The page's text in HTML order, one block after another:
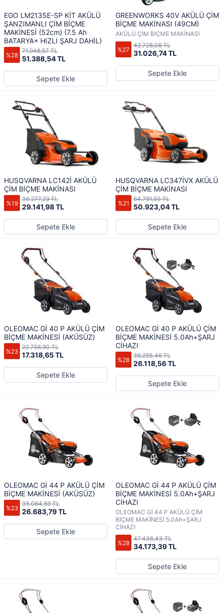
EGO LM2135E-SP KİT AKÜLÜ
ŞANZIMANLI ÇİM BİÇME
MAKİNESİ (52cm) (7.5 Ah
BATARYA+ HIZLI ŞARJ DAHİL)
%28 51.388,54 TL
71.948,57 TL
Sepete Ekle
GREENWORKS 40V AKÜLÜ ÇİM
BİÇME MAKİNASI (49CM)
AKÜLÜ ÇİM BİÇME MAKİNASI
%27 31.026,74 TL
42.728,08 TL
Sepete Ekle
HUSQVARNA LC142İ AKÜLÜ
ÇİM BİÇME MAKİNASI
%19 29.141,98 TL
36.277,29 TL
Sepete Ekle
HUSQVARNA LC347İVX AKÜLÜ
ÇİM BİÇME MAKİNASI
%21 50.923,04 TL
64.781,50 TL
Sepete Ekle
OLEOMAC Gİ 40 P AKÜLÜ ÇİM
BİÇME MAKİNESİ (AKÜSÜZ)
%23 17.318,65 TL
22.758,90 TL
Sepete Ekle
OLEOMAC Gİ 40 P AKÜLÜ ÇİM
BİÇME MAKİNESİ 5.0Ah+ŞARJ
CİHAZI
%28 26.118,56 TL
36.255,46 TL
Sepete Ekle
OLEOMAC Gİ 44 P AKÜLÜ ÇİM
BİÇME MAKİNESİ (AKÜSÜZ)
%23 26.683,79 TL
35.064,59 TL
Sepete Ekle
OLEOMAC Gİ 44 P AKÜLÜ ÇİM
BİÇME MAKİNESİ 5.0Ah+ŞARJ
CİHAZI
OLEOMAC Gİ 44 P AKÜLÜ ÇİM
BİÇME MAKİNESİ 5.0Ah+ŞARJ
CİHAZI
%28 34.173,39 TL
47.436,43 TL
Sepete Ekle